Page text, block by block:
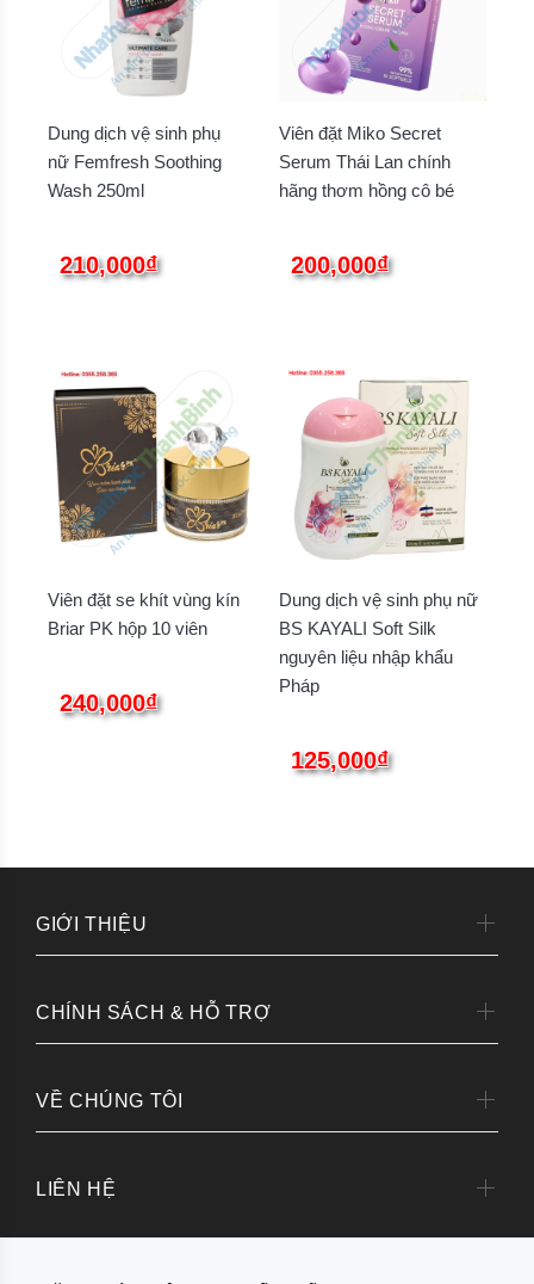
Dung dịch vệ sinh phụ
nữ Femfresh Soothing
Wash 250ml
210,000₫
Viên đặt Miko Secret
Serum Thái Lan chính
hãng thơm hồng cô bé
200,000₫
Viên đặt se khít vùng kín
Briar PK hộp 10 viên
240,000₫
Dung dịch vệ sinh phụ nữ
BS KAYALI Soft Silk
nguyên liệu nhập khẩu
Pháp
125,000₫
GIỚI THIỆU
CHÍNH SÁCH & HỖ TRỢ
VỀ CHÚNG TÔI
LIÊN HỆ